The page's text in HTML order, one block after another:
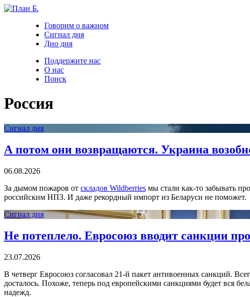
Говорим о важном
Сигнал дня
Дно дня
Поддержите нас
О нас
Поиск
Россия
Сигнал дня
А потом они возвращаются. Украина
06.08.2026
За дымом пожаров от складов Wildberries мы стали как-то забывать
российским НПЗ. И даже рекордный импорт из Беларуси не поможет.
Сигнал дня
Не потеплело. Евросоюз вводит санкции
23.07.2026
В четверг Евросоюз согласовал 21-й пакет антивоенных санкций.
досталось. Похоже, теперь под европейскими санкциями будет вся
надежд.